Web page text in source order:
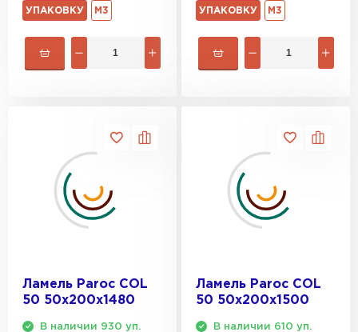
УПАКОВКУ М3 УПАКОВКУ М3
Ламель Paroc COL
50 50х200х1480
В наличии 930 уп.
Ламель Paroc COL
50 50х200х1500
В наличии 610 уп.